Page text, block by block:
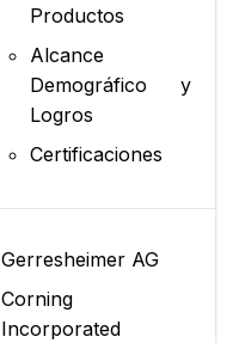
Productos
Alcance
Demográfico y
Logros
Certificaciones
Gerresheimer AG
Corning
Incorporated